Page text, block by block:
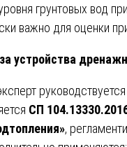
грунтовых вод
важно для оценки
устройства
СП
,